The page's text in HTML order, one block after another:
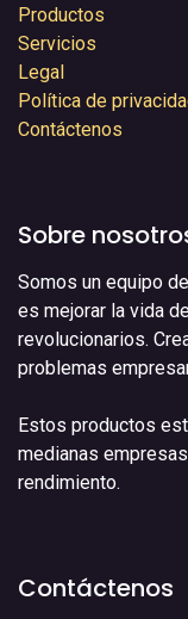
Productos
Servicios
Legal
Política de
Contáctenos
Sobre
Somos un equipo
es mejorar la vida
revolucionarios.
problemas
Estos productos
medianas
rendimiento.
Contáctenos